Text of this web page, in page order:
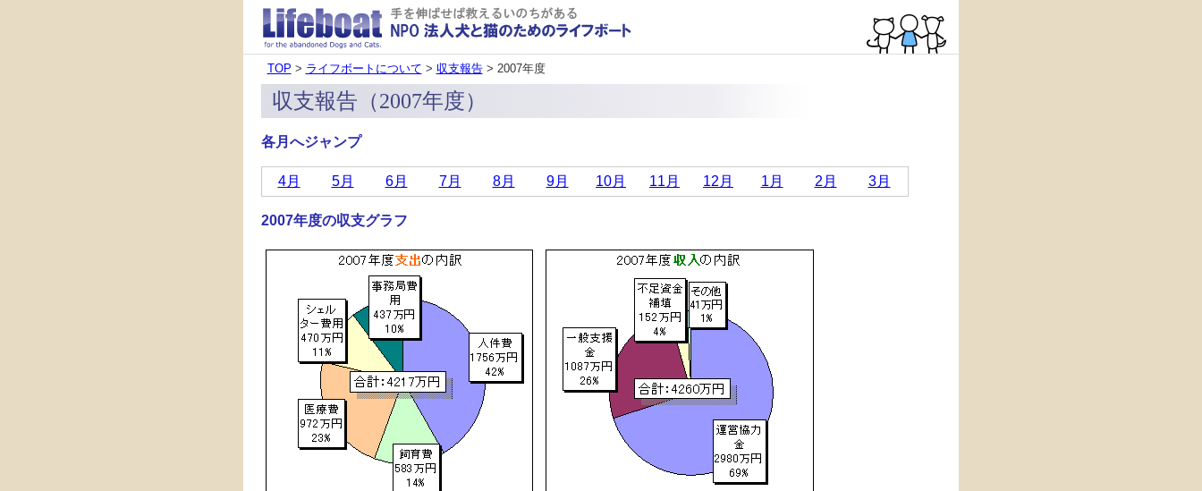
TOP > ライフボートについて > 収支報告> 2007年度
収支報告（2007年度）
各月へジャンプ
4月 5月 6月 7月 8月 9月 10月 11月 12月 1月 2月 3月
2007年度の収支グラフ